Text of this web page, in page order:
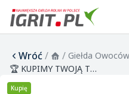
Wróć/ / Giełda Owoców
🏆 KUPIMY TWOJĄ TRUSKAWKĘ – POSTAW NA KONKRET I GRUPĘ SAJEWSKI! 🚀 W rolnictwie liczy się czas, pewna kasa i święty spokój. Grupa Sajewski to n
Kupię